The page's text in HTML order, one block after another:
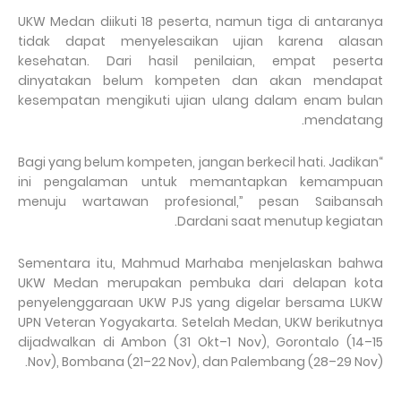
UKW Medan diikuti 18 peserta, namun tiga di antaranya
tidak dapat menyelesaikan ujian karena alasan
kesehatan. Dari hasil penilaian, empat peserta
dinyatakan belum kompeten dan akan mendapat
kesempatan mengikuti ujian ulang dalam enam bulan
mendatang.
“Bagi yang belum kompeten, jangan berkecil hati. Jadikan
ini pengalaman untuk memantapkan kemampuan
menuju wartawan profesional,” pesan Saibansah
Dardani saat menutup kegiatan.
Sementara itu, Mahmud Marhaba menjelaskan bahwa
UKW Medan merupakan pembuka dari delapan kota
penyelenggaraan UKW PJS yang digelar bersama LUKW
UPN Veteran Yogyakarta. Setelah Medan, UKW berikutnya
dijadwalkan di Ambon (31 Okt–1 Nov), Gorontalo (14–15
Nov), Bombana (21–22 Nov), dan Palembang (28–29 Nov).